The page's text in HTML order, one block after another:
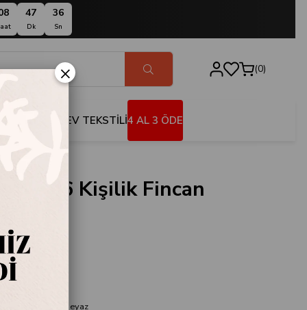
47
Dk
35
Sn
0
EV TEKSTİLİ4 AL 3 ÖDE
Sikke 6 Kişilik Fincan
Fincan Takımı Beyaz
×